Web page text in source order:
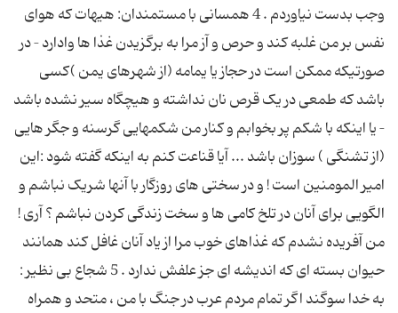
وجب بدست نیاوردم . 4 همسانی با مستمندان: هیهات که هوای
نفس بر من غلبه کند و حرص و آز مرا به برگزیدن غذا ها وادارد – در
صورتیکه ممکن است در حجاز یا یمامه (از شهرهای یمن )کسی
باشد که طمعی در یک قرص نان نداشته و هیچگاه سیر نشده باشد
– یا اینکه با شکم پر بخوابم و کنار من شکمهایی گرسنه و جگر هایی
(از تشنگی ) سوزان باشد ... آیا قناعت کنم به اینکه گفته شود :این
امیر المومنین است ! و در سختی های روزگار با آنها شریک نباشم و
الگویی برای آنان در تلخ کامی ها و سخت زندگی کردن نباشم ؟ آری !
من آفریده نشدم که غذاهای خوب مرا از یاد آنان غافل کند همانند
حیوان بسته ای که اندیشه ای جز علفش ندارد . 5 شجاع بی نظیر :
به خدا سوگند اگر تمام مردم عرب در جنگ با من ، متحد و همراه